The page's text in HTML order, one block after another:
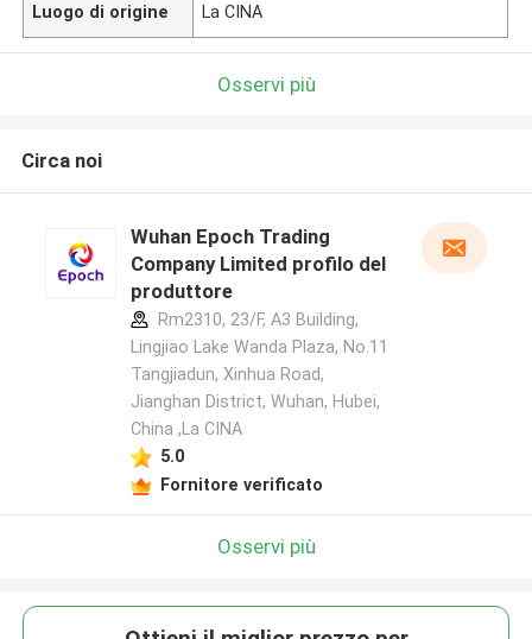
Luogo di origine La CINA
Osservi più
Circa noi
Wuhan Epoch Trading
Company Limited profilo del
produttore
Rm2310, 23/F, A3 Building,
Lingjiao Lake Wanda Plaza, No.11
Tangjiadun, Xinhua Road,
Jianghan District, Wuhan, Hubei,
China ,La CINA
5.0
Fornitore verificato
Osservi più